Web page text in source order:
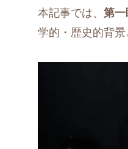
本記事では、 第一
学的・歴史的背景